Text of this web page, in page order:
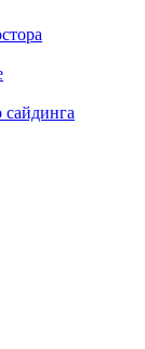
сайдинга